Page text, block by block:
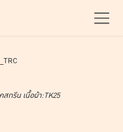
กรีน เนื้อผ้า:TK25